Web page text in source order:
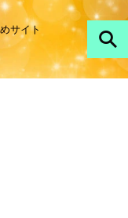
サイト